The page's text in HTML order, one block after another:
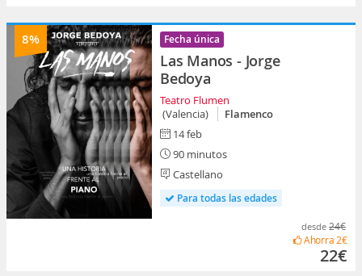
8% Fecha única
Las Manos - Jorge
Bedoya
Teatro Flumen
(Valencia)
Flamenco
14 feb
90 minutos
Castellano
Para todas las edades
desde 24€
Ahorra2€
22€